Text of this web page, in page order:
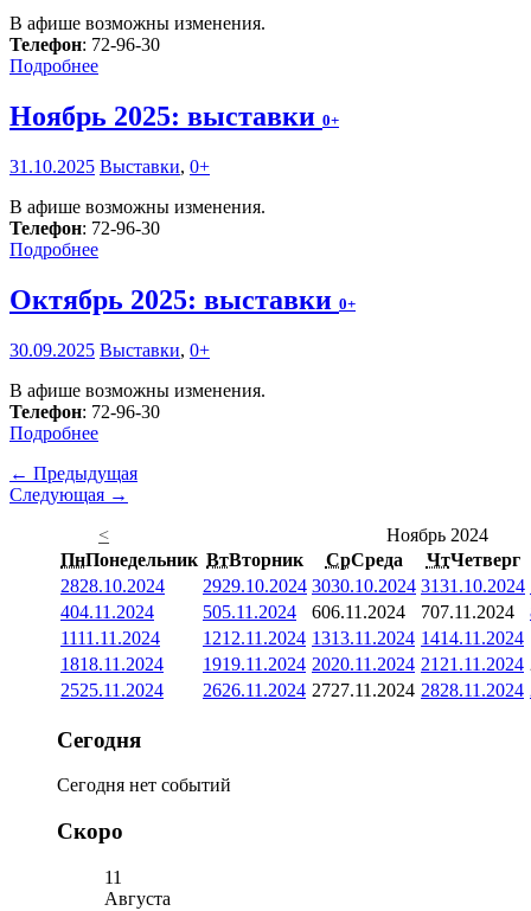
В афише возможны изменения.
Телефон: 72-96-30
Подробнее
Ноябрь 2025: выставки 0+
31.10.2025 Выставки, 0+
В афише возможны изменения.
Телефон: 72-96-30
Подробнее
Октябрь 2025: выставки 0+
30.09.2025 Выставки, 0+
В афише возможны изменения.
Телефон: 72-96-30
Подробнее
← Предыдущая
Следующая →
<
Ноябрь 2024
ПнПонедельник ВтВторник СрСреда ЧтЧетверг
2828.10.2024 2929.10.2024 3030.10.2024 3131.10.2024
404.11.2024 505.11.2024 606.11.2024 707.11.2024
1111.11.2024 1212.11.2024 1313.11.2024 1414.11.2024
1818.11.2024 1919.11.2024 2020.11.2024 21 21.11.2024
2525.11.2024 2626.11.2024 2727.11.2024 2828.11.2024
Сегодня
Сегодня нет событий
Скоро
11
Августа